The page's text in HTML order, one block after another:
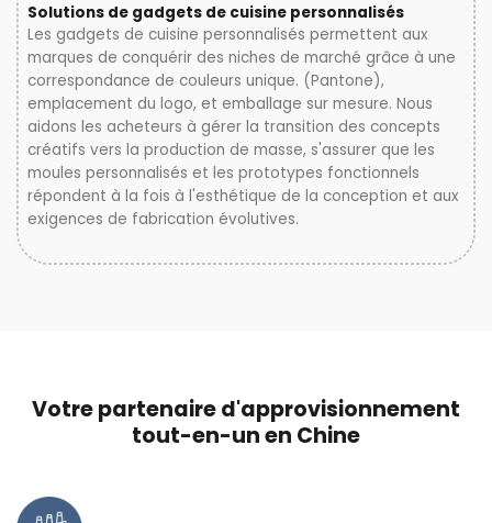
Solutions de gadgets de cuisine personnalisés
Les gadgets de cuisine personnalisés permettent aux
marques de conquérir des niches de marché grâce à une
correspondance de couleurs unique. (Pantone),
emplacement du logo, et emballage sur mesure. Nous
aidons les acheteurs à gérer la transition des concepts
créatifs vers la production de masse, s'assurer que les
moules personnalisés et les prototypes fonctionnels
répondent à la fois à l'esthétique de la conception et aux
exigences de fabrication évolutives.
Votre partenaire d'approvisionnement
tout-en-un en Chine